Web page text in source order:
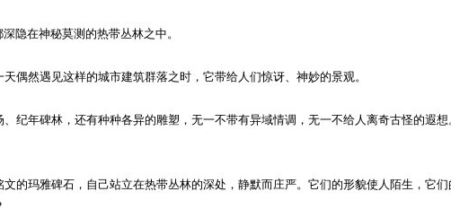
在神秘莫测的热带丛林之中。
然遇见这样的城市建筑群落之时，它带给人们惊讶、神妙的景观。
年碑林，还有种种各异的雕塑，无一不带有异域情调，无一不给人离奇古怪的遐
玛雅碑石，自己站立在热带丛林的深处，静默而庄严。它们的形貌使人陌生，它